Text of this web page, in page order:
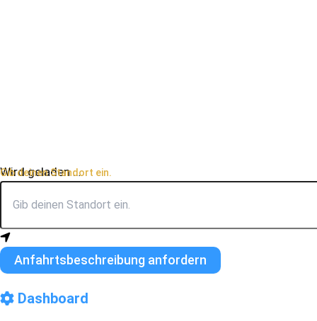
Wird geladen …
Gib deinen Standort ein.
Anfahrtsbeschreibung anfordern
Dashboard